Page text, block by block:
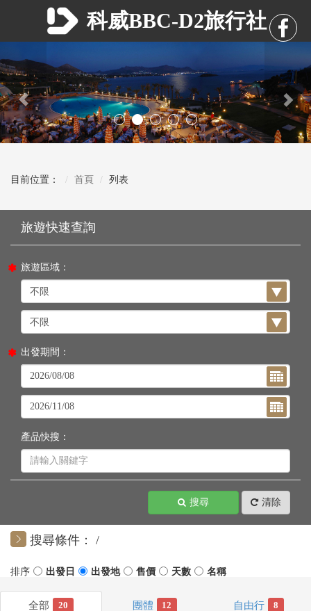
科威BBC-D2旅行社
目前位置： 首頁 列表
旅遊區域：
出發期間：
產品快搜：
搜尋 清除
搜尋條件：
20 12 8